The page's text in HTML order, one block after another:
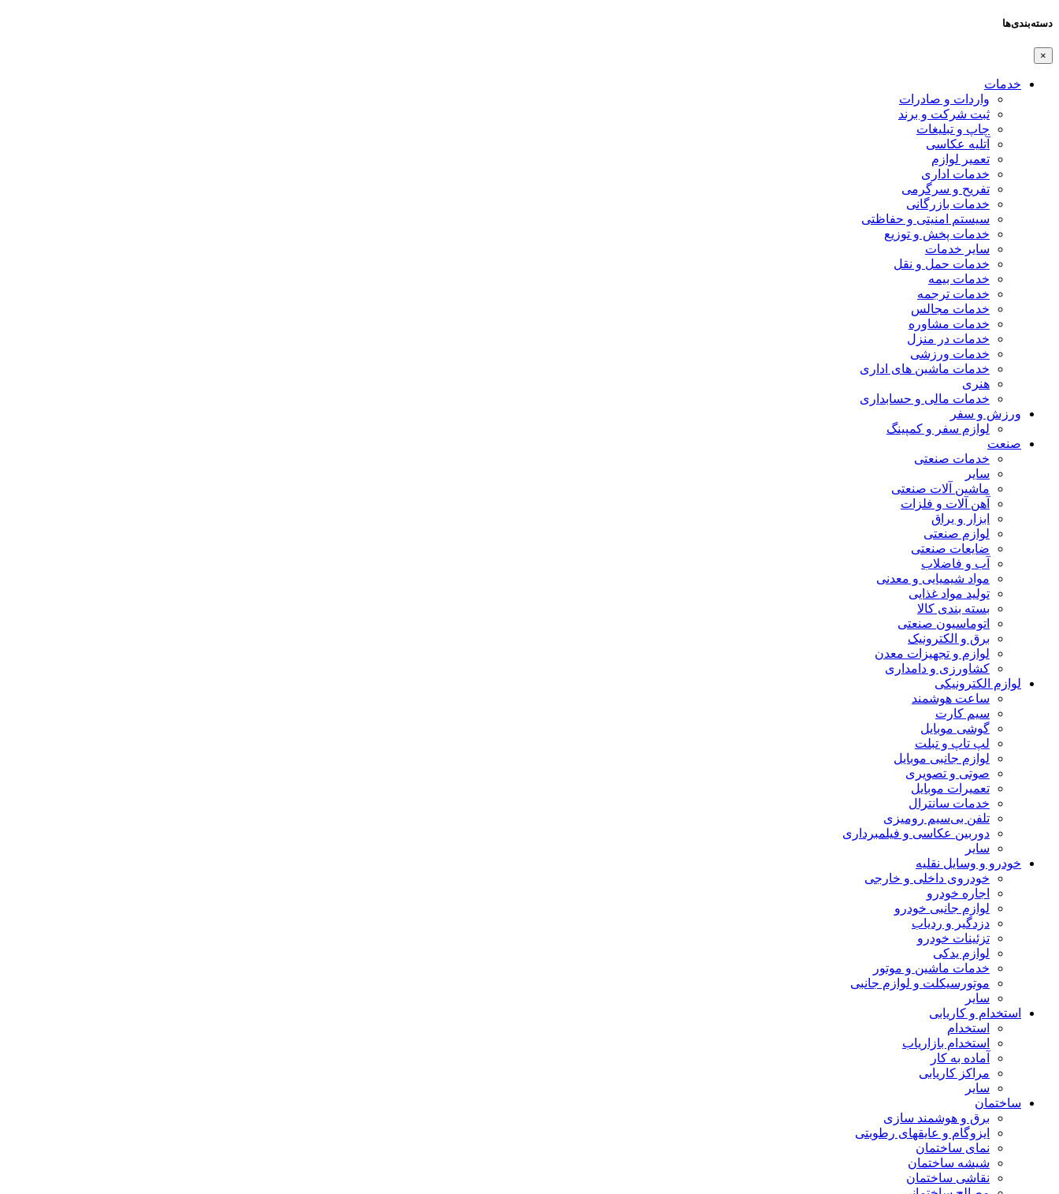
دسته‌بندی‌ها
×
خدمات
واردات و صادرات
ثبت شرکت و برند
چاپ و تبلیغات
آتلیه عکاسی
تعمیر لوازم
خدمات اداری
تفریح و سرگرمی
خدمات بازرگانی
سیستم امنیتی و حفاظتی
خدمات پخش و توزیع
سایر خدمات
خدمات حمل و نقل
خدمات بیمه
خدمات ترجمه
خدمات مجالس
خدمات مشاوره
خدمات در منزل
خدمات ورزشی
خدمات ماشین های اداری
هنری
خدمات مالی و حسابداری
ورزش و سفر
لوازم سفر و کمپینگ
صنعت
خدمات صنعتی
سایر
ماشین آلات صنعتی
آهن آلات و فلزات
ابزار و یراق
لوازم صنعتی
ضایعات صنعتی
آب و فاضلاب
مواد شیمیایی و معدنی
تولید مواد غذایی
بسته بندی کالا
اتوماسیون صنعتی
برق و الکترونیک
لوازم و تجهیزات معدن
کشاورزی و دامداری
لوازم الکترونیکی
ساعت هوشمند
سیم کارت
گوشی موبایل
لپ تاپ و تبلت
لوازم جانبی موبایل
صوتی و تصویری
تعمیرات موبایل
خدمات سانترال
تلفن بی‌سیم رومیزی
دوربین عکاسی و فیلمبرداری
سایر
خودرو و وسایل نقلیه
خودروی داخلی و خارجی
اجاره خودرو
لوازم جانبی خودرو
دزدگیر و ردیاب
تزئینات خودرو
لوازم یدکی
خدمات ماشین و موتور
موتورسیکلت و لوازم جانبی
سایر
استخدام و کاریابی
استخدام
استخدام بازاریاب
آماده به کار
مراکز کاریابی
سایر
ساختمان
برق و هوشمند سازی
ایزوگام و عایقهای رطوبتی
نمای ساختمان
شیشه ساختمان
نقاشی ساختمان